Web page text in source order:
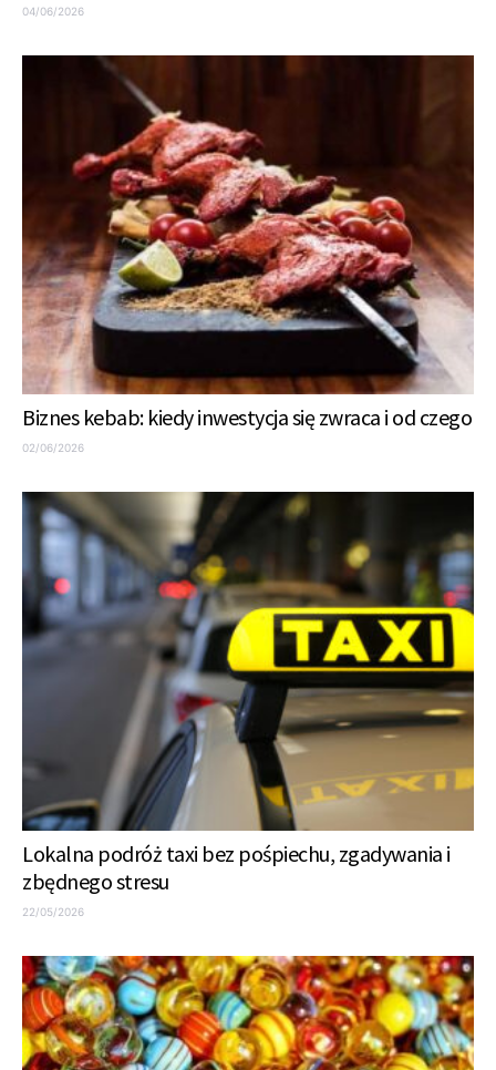
04/06/2026
Biznes kebab: kiedy inwestycja się zwraca i od czego
02/06/2026
Lokalna podróż taxi bez pośpiechu, zgadywania i
zbędnego stresu
22/05/2026